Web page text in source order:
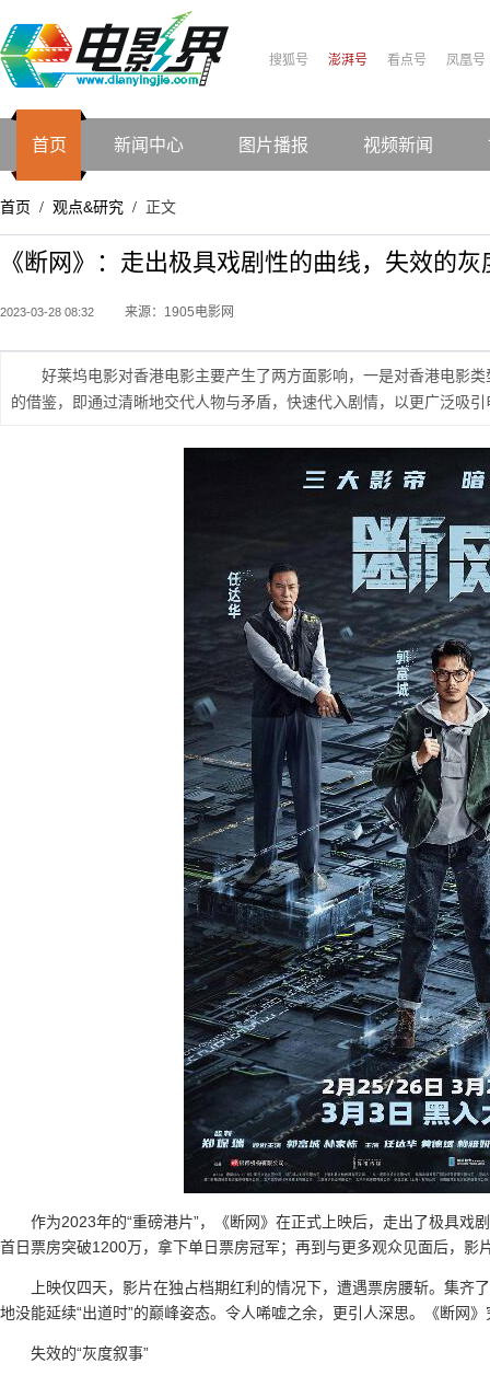
搜狐号 澎湃号 看点号 凤凰号
首页 新闻中心 图片播报 视频新闻
首页 / 观点&研究 / 正文
《断网》：走出极具戏剧性的曲线，失效的
2023-03-28 08:32 来源：1905电影网
好莱坞电影对香港电影主要产生了两方面影响，一是对香港电影
的借鉴，即通过清晰地交代人物与矛盾，快速代入剧情，以更广泛吸
作为2023年的“重磅港片”，《断网》在正式上映后，走出了极具戏
首日票房突破1200万，拿下单日票房冠军；再到与更多观众见面后，影
上映仅四天，影片在独占档期红利的情况下，遭遇票房腰斩。集
地没能延续“出道时”的巅峰姿态。令人唏嘘之余，更引人深思。《断网
失效的“灰度叙事”